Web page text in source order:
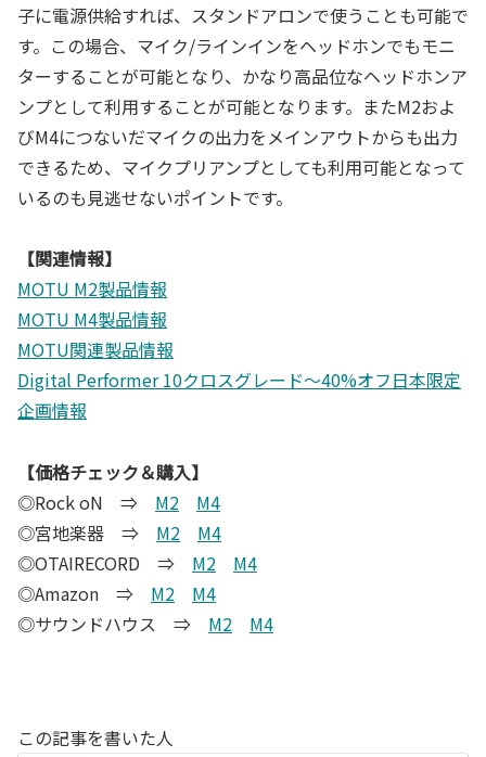
子に電源供給すれば、スタンドアロンで使うことも可能で
す。この場合、マイク/ラインインをヘッドホンでもモニ
ターすることが可能となり、かなり高品位なヘッドホンア
ンプとして利用することが可能となります。またM2およ
びM4につないだマイクの出力をメインアウトからも出力
できるため、マイクプリアンプとしても利用可能となって
いるのも見逃せないポイントです。
【関連情報】
MOTU M2製品情報
MOTU M4製品情報
MOTU関連製品情報
Digital Performer 10クロスグレード～40%オフ日本限定
企画情報
【価格チェック＆購入】
◎Rock oN ⇒ M2
M4
◎宮地楽器 ⇒ M2
M4
◎OTAIRECORD ⇒ M2
M4
◎Amazon ⇒ M2
M4
◎サウンドハウス ⇒ M2 M4
この記事を書いた人